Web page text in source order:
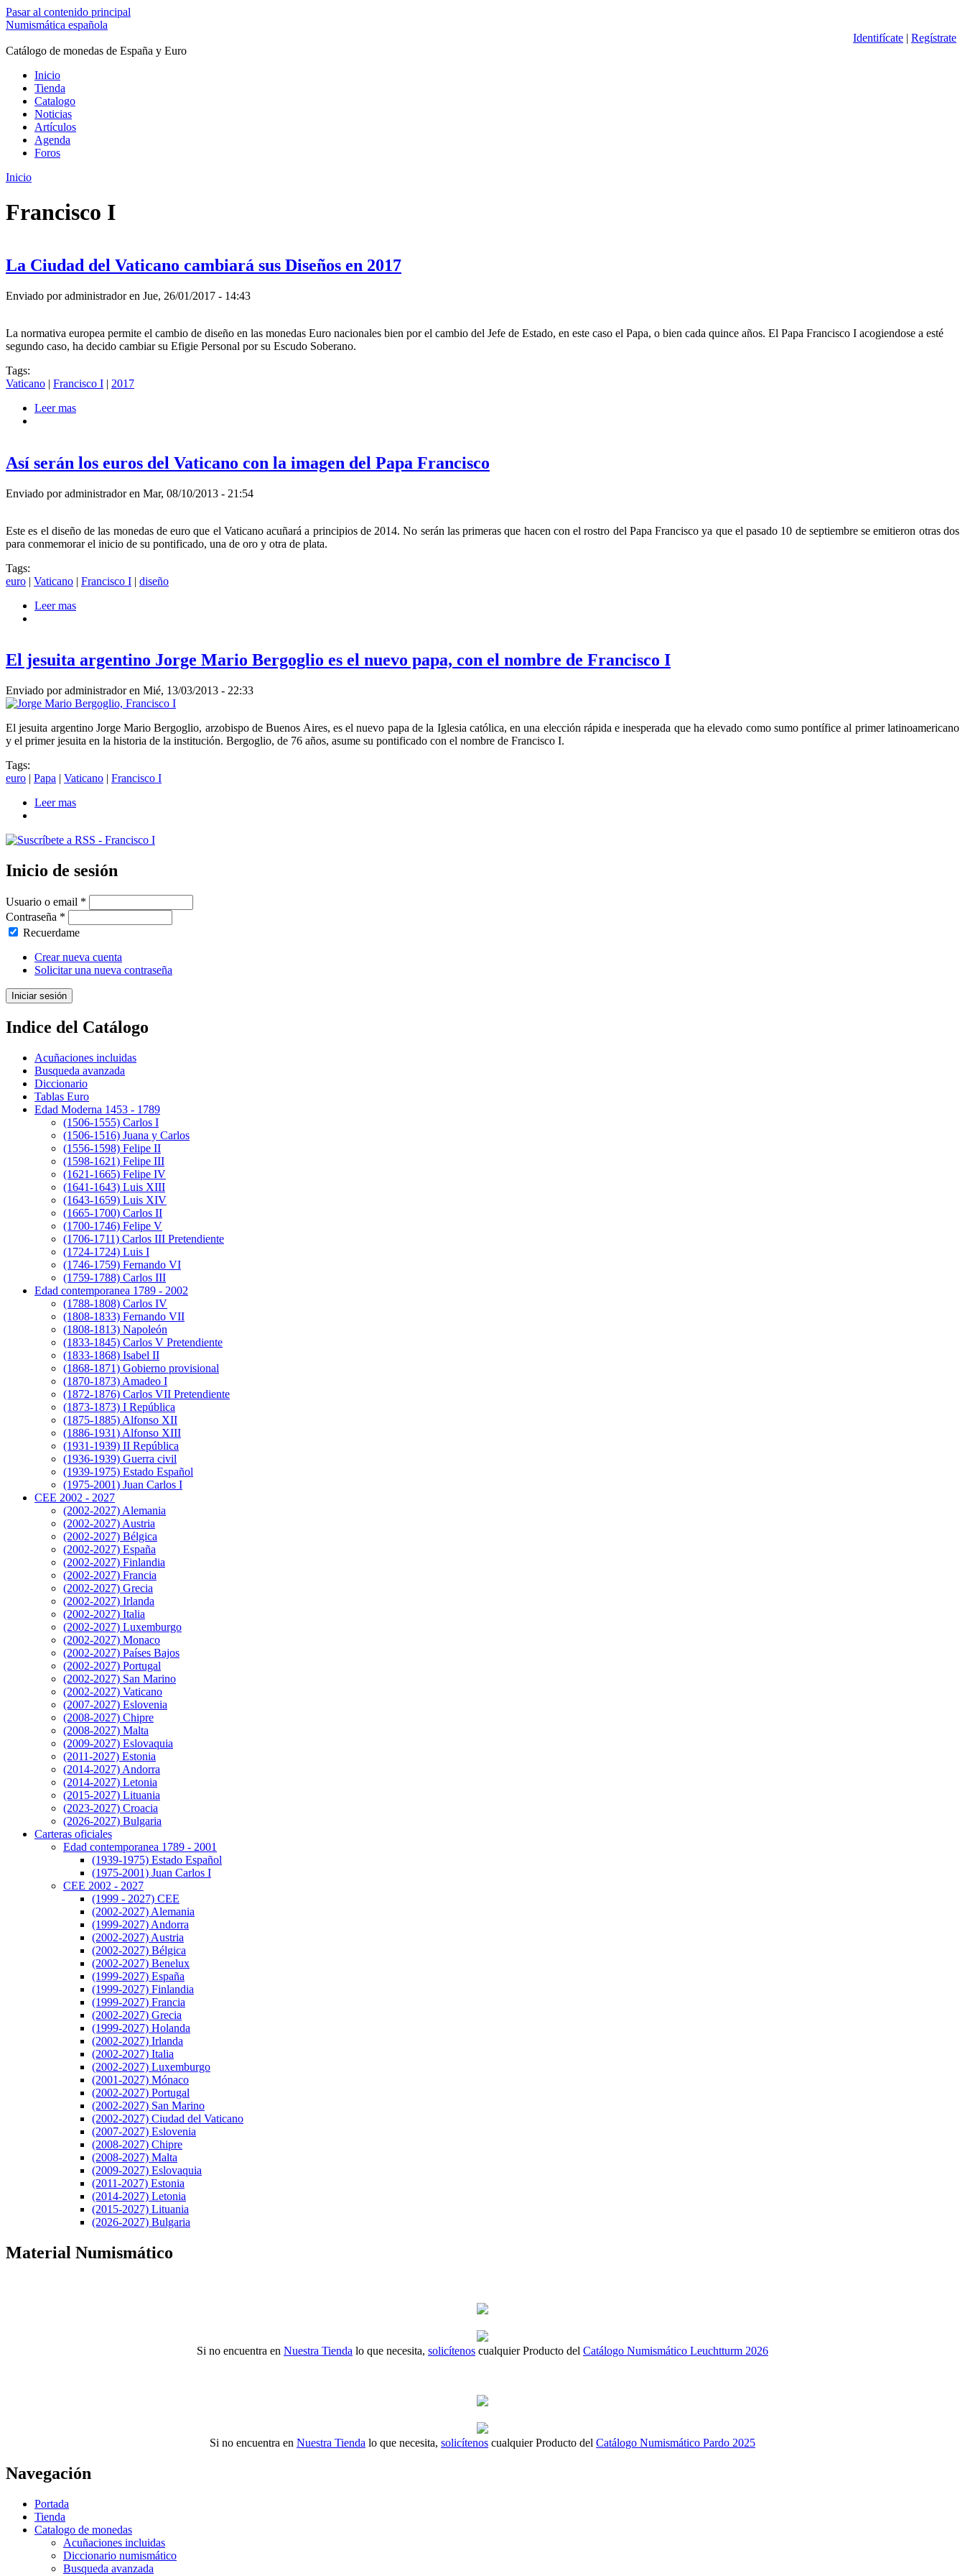
Pasar al contenido principal
Numismática española
Identifícate | Regístrate
Catálogo de monedas de España y Euro
Inicio
Tienda
Catalogo
Noticias
Artículos
Agenda
Foros
Inicio
Francisco I
La Ciudad del Vaticano cambiará sus Diseños en 2017
Enviado poradministradoren Jue, 26/01/2017 - 14:43
La normativa europea permite el cambio de diseño en las monedas Euro nacionales bien por el cambio del Jefe de Estado, en este caso el Papa, o bien cada quince años. El Papa Francisco I acogiendose a esté
segundo caso, ha decido cambiar su Efigie Personal por su Escudo Soberano.
Tags:
Vaticano | Francisco I | 2017
Leer mas
Así serán los euros del Vaticano con la imagen del Papa Francisco
Enviado poradministradoren Mar, 08/10/2013 - 21:54
Este es el diseño de las monedas de euro que el Vaticano acuñará a principios de 2014. No serán las primeras que hacen con el rostro del Papa Francisco ya que el pasado 10 de septiembre se emitieron otras dos
para conmemorar el inicio de su pontificado, una de oro y otra de plata.
Tags:
euro | Vaticano | Francisco I | diseño
Leer mas
El jesuita argentino Jorge Mario Bergoglio es el nuevo papa, con el nombre de Francisco I
Enviado poradministradoren Mié, 13/03/2013 - 22:33
El jesuita argentino Jorge Mario Bergoglio, arzobispo de Buenos Aires, es el nuevo papa de la Iglesia católica, en una elección rápida e inesperada que ha elevado como sumo pontífice al primer latinoamericano
y el primer jesuita en la historia de la institución. Bergoglio, de 76 años, asume su pontificado con el nombre de Francisco I.
Tags:
euro | Papa | Vaticano | Francisco I
Leer mas
Inicio de sesión
Usuario o email *
Contraseña *
Recuerdame
Crear nueva cuenta
Solicitar una nueva contraseña
Indice del Catálogo
Acuñaciones incluidas
Busqueda avanzada
Diccionario
Tablas Euro
Edad Moderna 1453 - 1789
(1506-1555) Carlos I
(1506-1516) Juana y Carlos
(1556-1598) Felipe II
(1598-1621) Felipe III
(1621-1665) Felipe IV
(1641-1643) Luis XIII
(1643-1659) Luis XIV
(1665-1700) Carlos II
(1700-1746) Felipe V
(1706-1711) Carlos III Pretendiente
(1724-1724) Luis I
(1746-1759) Fernando VI
(1759-1788) Carlos III
Edad contemporanea 1789 - 2002
(1788-1808) Carlos IV
(1808-1833) Fernando VII
(1808-1813) Napoleón
(1833-1845) Carlos V Pretendiente
(1833-1868) Isabel II
(1868-1871) Gobierno provisional
(1870-1873) Amadeo I
(1872-1876) Carlos VII Pretendiente
(1873-1873) I República
(1875-1885) Alfonso XII
(1886-1931) Alfonso XIII
(1931-1939) II República
(1936-1939) Guerra civil
(1939-1975) Estado Español
(1975-2001) Juan Carlos I
CEE 2002 - 2027
(2002-2027) Alemania
(2002-2027) Austria
(2002-2027) Bélgica
(2002-2027) España
(2002-2027) Finlandia
(2002-2027) Francia
(2002-2027) Grecia
(2002-2027) Irlanda
(2002-2027) Italia
(2002-2027) Luxemburgo
(2002-2027) Monaco
(2002-2027) Países Bajos
(2002-2027) Portugal
(2002-2027) San Marino
(2002-2027) Vaticano
(2007-2027) Eslovenia
(2008-2027) Chipre
(2008-2027) Malta
(2009-2027) Eslovaquia
(2011-2027) Estonia
(2014-2027) Andorra
(2014-2027) Letonia
(2015-2027) Lituania
(2023-2027) Croacia
(2026-2027) Bulgaria
Carteras oficiales
Edad contemporanea 1789 - 2001
(1939-1975) Estado Español
(1975-2001) Juan Carlos I
CEE 2002 - 2027
(1999 - 2027) CEE
(2002-2027) Alemania
(1999-2027) Andorra
(2002-2027) Austria
(2002-2027) Bélgica
(2002-2027) Benelux
(1999-2027) España
(1999-2027) Finlandia
(1999-2027) Francia
(2002-2027) Grecia
(1999-2027) Holanda
(2002-2027) Irlanda
(2002-2027) Italia
(2002-2027) Luxemburgo
(2001-2027) Mónaco
(2002-2027) Portugal
(2002-2027) San Marino
(2002-2027) Ciudad del Vaticano
(2007-2027) Eslovenia
(2008-2027) Chipre
(2008-2027) Malta
(2009-2027) Eslovaquia
(2011-2027) Estonia
(2014-2027) Letonia
(2015-2027) Lituania
(2026-2027) Bulgaria
Material Numismático
Si no encuentra en Nuestra Tienda lo que necesita, solicítenos cualquier Producto del Catálogo Numismático Leuchtturm 2026
Si no encuentra en Nuestra Tienda lo que necesita, solicítenos cualquier Producto del Catálogo Numismático Pardo 2025
Navegación
Portada
Tienda
Catalogo de monedas
Acuñaciones incluidas
Diccionario numismático
Busqueda avanzada